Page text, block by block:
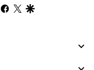
footer
instagram
facebook
twitter